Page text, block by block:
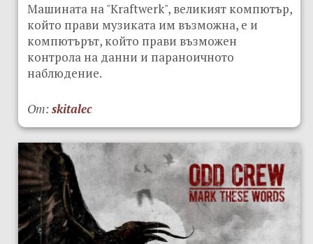
Машината на "Kraftwerk", великият компютър,
който прави музиката им възможна, е и
компютърът, който прави възможен
контрола на данни и параноичното
наблюдение.
От:skitalec